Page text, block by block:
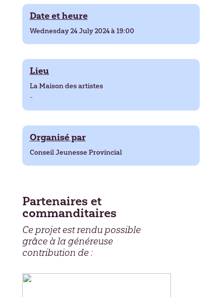
Date et heure
Wednesday 24 July 2024 à 19:00
Lieu
La Maison des artistes
-
Organisé par
Conseil Jeunesse Provincial
Partenaires et
commanditaires
Ce projet est rendu possible
grâce à la généreuse
contribution de :